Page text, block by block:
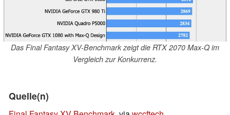
Das Final Fantasy XV-Benchmark zeigt die RTX 2070 Max-Q im
Vergleich zur Konkurrenz.
Quelle(n)